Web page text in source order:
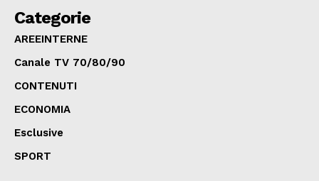
Categorie
AREEINTERNE
Canale TV 70/80/90
CONTENUTI
ECONOMIA
Esclusive
SPORT